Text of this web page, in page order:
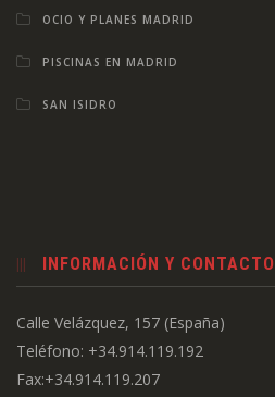
OCIO Y PLANES MADRID
PISCINAS EN MADRID
SAN ISIDRO
INFORMACIÓN Y CONTACTO
Calle Velázquez, 157 (España)
Teléfono: +34.914.119.192
Fax:+34.914.119.207